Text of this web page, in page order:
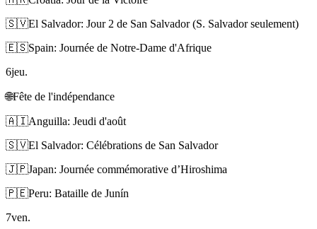
🇸🇻El Salvador: Jour 2 de San Salvador (S. Salvador seulement)
🇪🇸Spain: Journée de Notre-Dame d'Afrique
6jeu.
🌐Fête de l'indépendance
🇦🇮Anguilla: Jeudi d'août
🇸🇻El Salvador: Célébrations de San Salvador
🇯🇵Japan: Journée commémorative d’Hiroshima
🇵🇪Peru: Bataille de Junín
7ven.